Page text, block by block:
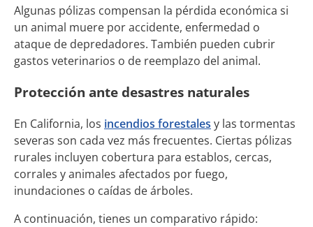
Algunas pólizas compensan la pérdida económica si
un animal muere por accidente, enfermedad o
ataque de depredadores. También pueden cubrir
gastos veterinarios o de reemplazo del animal.
Protección ante desastres naturales
En California, los incendios forestales y las tormentas
severas son cada vez más frecuentes. Ciertas pólizas
rurales incluyen cobertura para establos, cercas,
corrales y animales afectados por fuego,
inundaciones o caídas de árboles.
A continuación, tienes un comparativo rápido: